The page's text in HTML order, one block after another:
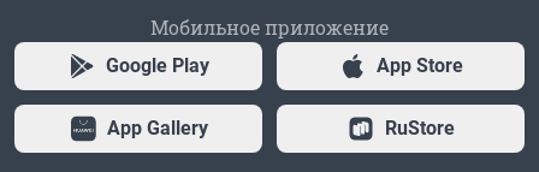
Мобильное приложение
Google Play App Store
App Gallery RuStore